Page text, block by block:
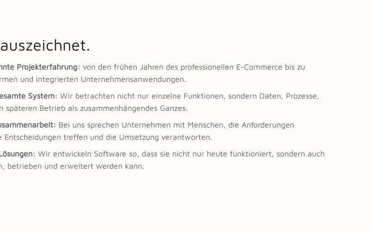
Projekterfahrung: von den frühen Jahren des professionellen E-Commerce bis zu
und integrierten Unternehmensanwendungen.
System: Wir betrachten nicht nur einzelne Funktionen, sondern Daten, Prozesse,
späteren Betrieb als zusammenhängendes Ganzes.
Bei uns sprechen Unternehmen mit Menschen, die Anforderungen
Entscheidungen treffen und die Umsetzung verantworten.
Wir entwickeln Software so, dass sie nicht nur heute funktioniert, sondern auch
betrieben und erweitert werden kann.